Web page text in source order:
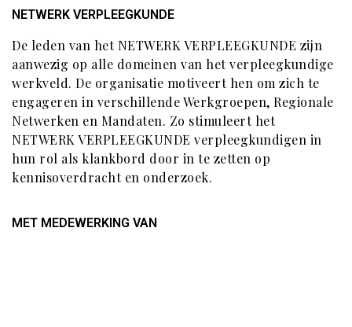
NETWERK VERPLEEGKUNDE
De leden van het NETWERK VERPLEEGKUNDE zijn
aanwezig op alle domeinen van het verpleegkundige
werkveld. De organisatie motiveert hen om zich te
engageren in verschillende Werkgroepen, Regionale
Netwerken en Mandaten. Zo stimuleert het
NETWERK VERPLEEGKUNDE verpleegkundigen in
hun rol als klankbord door in te zetten op
kennisoverdracht en onderzoek.
MET MEDEWERKING VAN